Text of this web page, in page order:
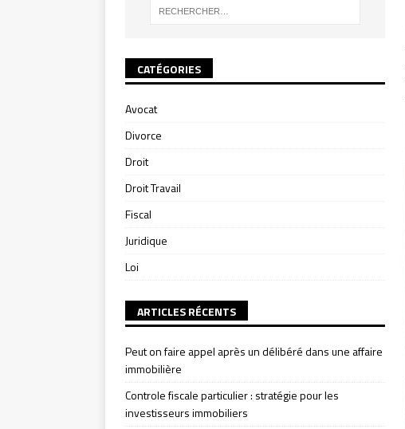
CATÉGORIES
Avocat
Divorce
Droit
Droit Travail
Fiscal
Juridique
Loi
ARTICLES RÉCENTS
Peut on faire appel après un délibéré dans une affaire
immobilière
Controle fiscale particulier : stratégie pour les
investisseurs immobiliers